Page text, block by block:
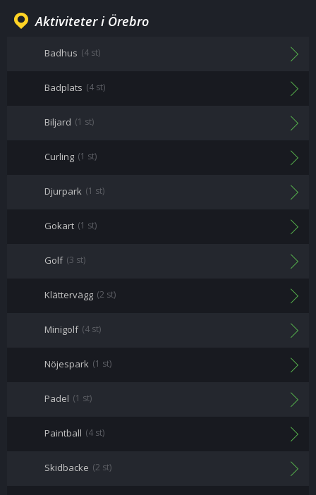
Aktiviteter i Örebro
Badhus (4 st)
Badplats (4 st)
Biljard (1 st)
Curling (1 st)
Djurpark (1 st)
Gokart (1 st)
Golf (3 st)
Klättervägg (2 st)
Minigolf (4 st)
Nöjespark (1 st)
Padel (1 st)
Paintball (4 st)
Skidbacke (2 st)